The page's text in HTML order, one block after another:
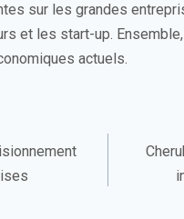
sur les grandes
et les start-up.
actuels.